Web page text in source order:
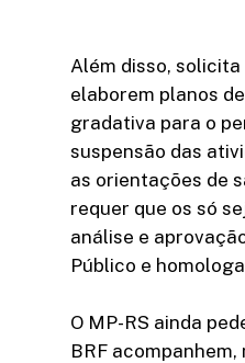
Além disso,
elaborem planos
gradativa para o
suspensão das
as orientações de
requer que os só
análise e
Público e
O MP-RS ainda
BRF